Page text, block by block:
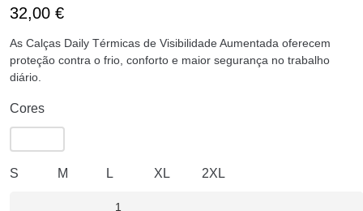
32,00 €
As Calças Daily Térmicas de Visibilidade Aumentada oferecem
proteção contra o frio, conforto e maior segurança no trabalho
diário.
Cores
S M L XL 2XL